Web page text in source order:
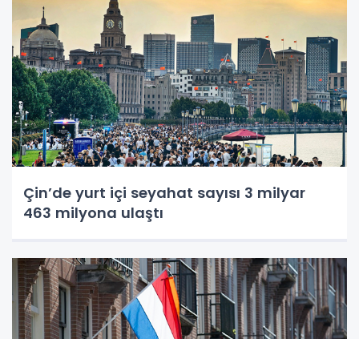
Çin’de yurt içi seyahat sayısı 3 milyar
463 milyona ulaştı